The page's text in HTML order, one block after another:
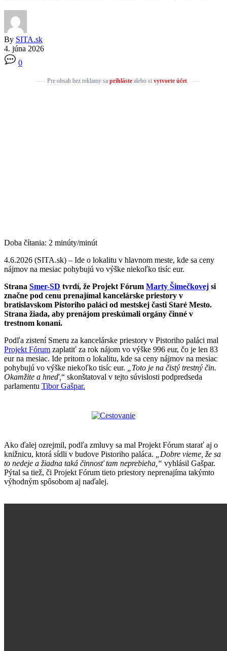
By SITA.sk
4. júna 2026
0
Pre obsah bez reklamy sa prihlástealebo si vytvorte účet.
Doba čítania: 2 minúty/minút
4.6.2026 (SITA.sk) – Ide o lokalitu v hlavnom meste, kde sa ceny
nájmov na mesiac pohybujú vo výške niekoľko tisíc eur.
Strana Smer-SD tvrdí, že Projekt Fórum Marty Šimečkovej si
značne pod cenu prenajímal kancelárske priestory v
bratislavskom Pistoriho paláci od mestskej časti Staré Mesto.
Strana žiada, aby prenájom preskúmali orgány činné v
trestnom konaní.
Podľa zistení Smeru za kancelárske priestory v Pistoriho paláci mal
Projekt Fórum zaplatiť za rok nájom vo výške 996 eur, čo je len 83
eur na mesiac. Ide pritom o lokalitu, kde sa ceny nájmov na mesiac
pohybujú vo výške niekoľko tisíc eur.
„Toto je na čistý trestný čin.
Okamžite a hneď,“ skonštatoval v tejto súvislosti podpredseda
parlamentu Tibor Gašpar.
Ako ďalej ozrejmil, podľa zmluvy sa mal Projekt Fórum starať aj o
knižnicu, ktorá sídli v budove Pistoriho paláca.
„Dobre vieme, že sa
to nedeje a žiadna taká činnosť tam neprebieha,“ vyhlásil Gašpar.
Pýtal sa tiež, či Projekt Fórum tieto priestory neprenajíma takýmto
výhodným spôsobom aj naďalej.